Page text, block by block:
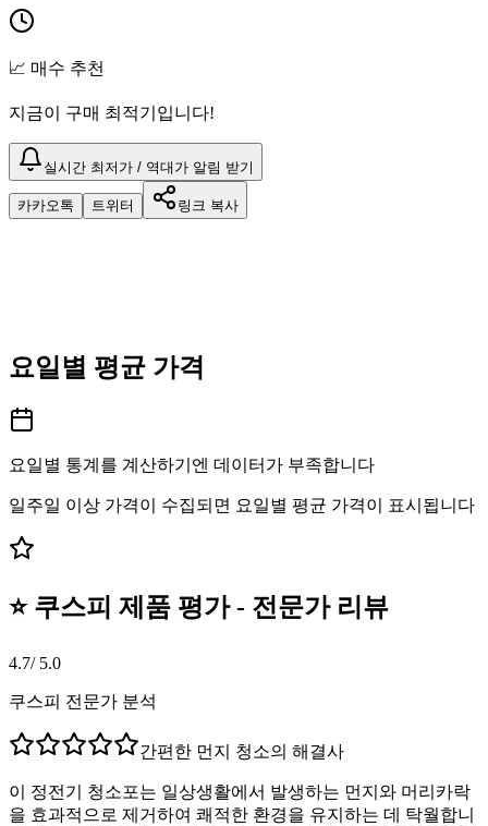
📈 매수 추천
지금이 구매 최적기입니다!
실시간 최저가 / 역대가 알림 받기
카카오톡 트위터 링크 복사
요일별 평균 가격
요일별 통계를 계산하기엔 데이터가 부족합니다
일주일 이상 가격이 수집되면 요일별 평균 가격이 표시됩니다
⭐ 쿠스피 제품 평가 - 전문가 리뷰
4.7/ 5.0
쿠스피 전문가 분석
간편한 먼지 청소의 해결사
이 정전기 청소포는 일상생활에서 발생하는 먼지와 머리카락
을 효과적으로 제거하여 쾌적한 환경을 유지하는 데 탁월합니